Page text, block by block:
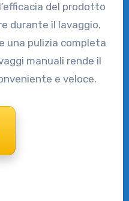
del prodotto
durante il lavaggio.
una pulizia completa
manuali rende il
e veloce.